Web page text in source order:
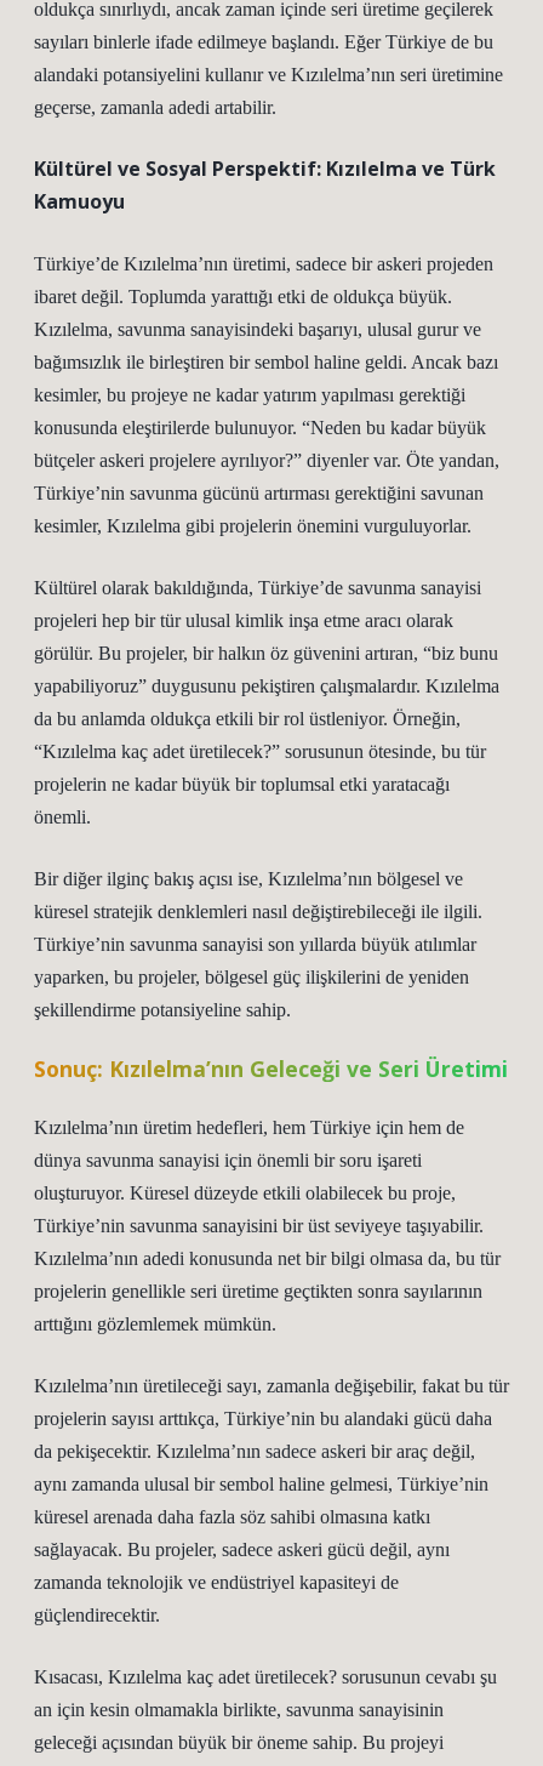
oldukça sınırlıydı, ancak zaman içinde seri üretime geçilerek
sayıları binlerle ifade edilmeye başlandı. Eğer Türkiye de bu
alandaki potansiyelini kullanır ve Kızılelma’nın seri üretimine
geçerse, zamanla adedi artabilir.
Kültürel ve Sosyal Perspektif: Kızılelma ve Türk
Kamuoyu
Türkiye’de Kızılelma’nın üretimi, sadece bir askeri projeden
ibaret değil. Toplumda yarattığı etki de oldukça büyük.
Kızılelma, savunma sanayisindeki başarıyı, ulusal gurur ve
bağımsızlık ile birleştiren bir sembol haline geldi. Ancak bazı
kesimler, bu projeye ne kadar yatırım yapılması gerektiği
konusunda eleştirilerde bulunuyor. “Neden bu kadar büyük
bütçeler askeri projelere ayrılıyor?” diyenler var. Öte yandan,
Türkiye’nin savunma gücünü artırması gerektiğini savunan
kesimler, Kızılelma gibi projelerin önemini vurguluyorlar.
Kültürel olarak bakıldığında, Türkiye’de savunma sanayisi
projeleri hep bir tür ulusal kimlik inşa etme aracı olarak
görülür. Bu projeler, bir halkın öz güvenini artıran, “biz bunu
yapabiliyoruz” duygusunu pekiştiren çalışmalardır. Kızılelma
da bu anlamda oldukça etkili bir rol üstleniyor. Örneğin,
“Kızılelma kaç adet üretilecek?” sorusunun ötesinde, bu tür
projelerin ne kadar büyük bir toplumsal etki yaratacağı
önemli.
Bir diğer ilginç bakış açısı ise, Kızılelma’nın bölgesel ve
küresel stratejik denklemleri nasıl değiştirebileceği ile ilgili.
Türkiye’nin savunma sanayisi son yıllarda büyük atılımlar
yaparken, bu projeler, bölgesel güç ilişkilerini de yeniden
şekillendirme potansiyeline sahip.
Sonuç: Kızılelma’nın Geleceği ve Seri Üretimi
Kızılelma’nın üretim hedefleri, hem Türkiye için hem de
dünya savunma sanayisi için önemli bir soru işareti
oluşturuyor. Küresel düzeyde etkili olabilecek bu proje,
Türkiye’nin savunma sanayisini bir üst seviyeye taşıyabilir.
Kızılelma’nın adedi konusunda net bir bilgi olmasa da, bu tür
projelerin genellikle seri üretime geçtikten sonra sayılarının
arttığını gözlemlemek mümkün.
Kızılelma’nın üretileceği sayı, zamanla değişebilir, fakat bu tür
projelerin sayısı arttıkça, Türkiye’nin bu alandaki gücü daha
da pekişecektir. Kızılelma’nın sadece askeri bir araç değil,
aynı zamanda ulusal bir sembol haline gelmesi, Türkiye’nin
küresel arenada daha fazla söz sahibi olmasına katkı
sağlayacak. Bu projeler, sadece askeri gücü değil, aynı
zamanda teknolojik ve endüstriyel kapasiteyi de
güçlendirecektir.
Kısacası, Kızılelma kaç adet üretilecek? sorusunun cevabı şu
an için kesin olmamakla birlikte, savunma sanayisinin
geleceği açısından büyük bir öneme sahip. Bu projeyi